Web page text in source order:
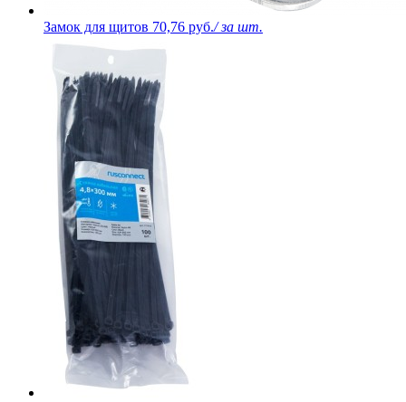
Замок для щитов 70,76 руб./ за шт.